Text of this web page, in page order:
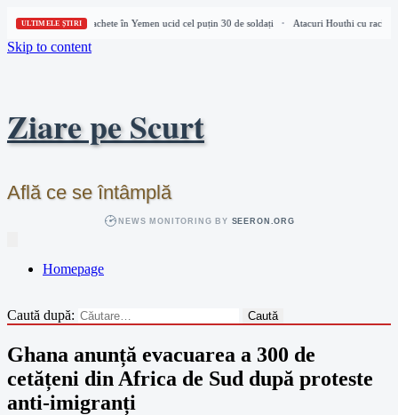
ULTIMELE ȘTIRI
Atacuri Houthi cu rachete în Yemen ucid cel puțin 30 de soldați Atacuri Houthi cu
Skip to content
Ziare pe Scurt
Află ce se întâmplă
NEWS MONITORING BY SEERON.ORG
Homepage
Caută după:
Ghana anunță evacuarea a 300 de
cetățeni din Africa de Sud după proteste
anti-imigranți